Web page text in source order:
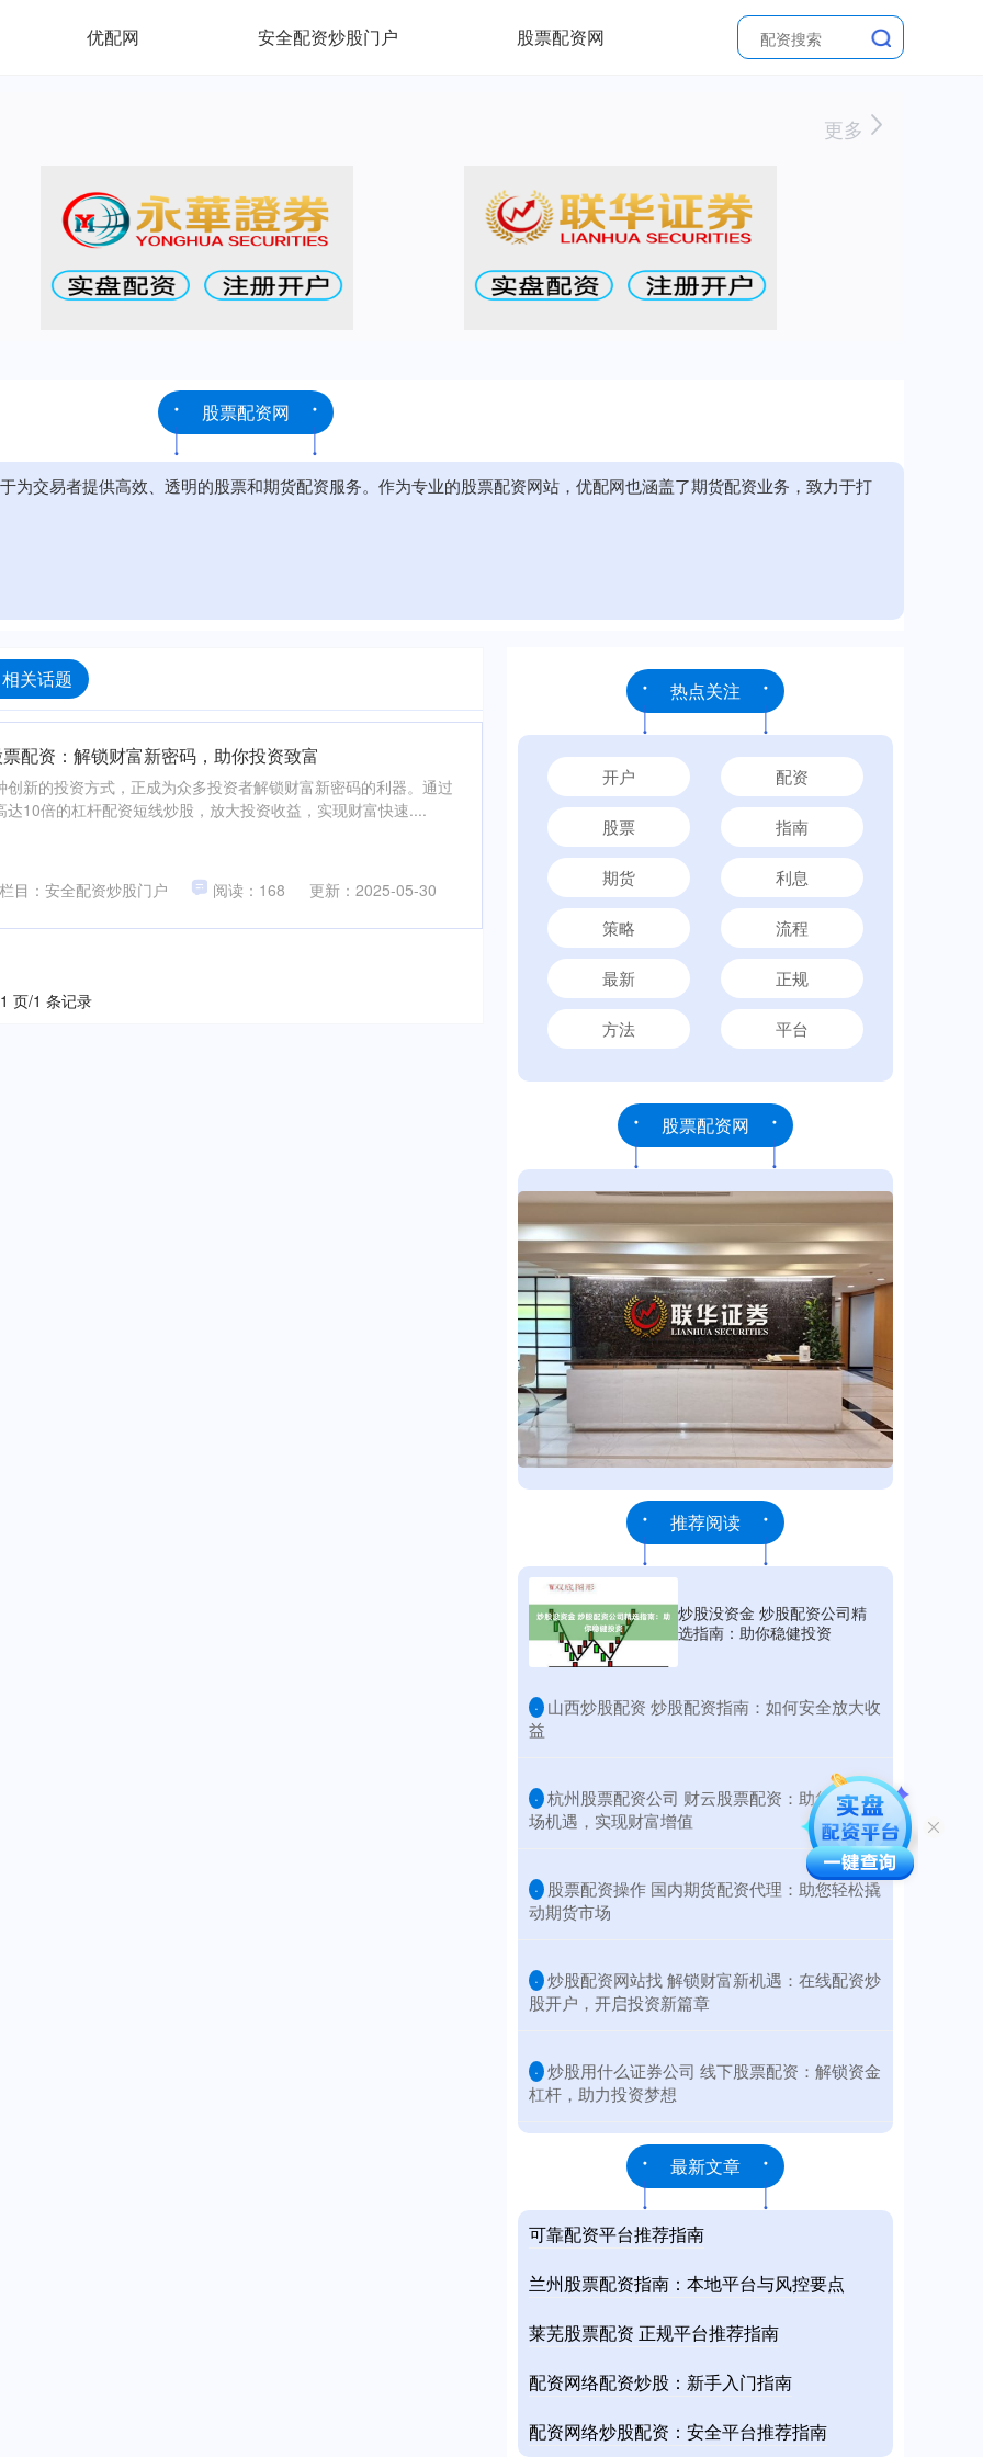
优配网 安全配资炒股门户 股票配资网
更多
股票配资网
为交易者提供高效、透明的股票和期货配资服务。作为专业的股票配资网站，优配网也涵盖了期货配资业务，致力于打
关话题
配资：解锁财富新密码，助你投资致富
新的投资方式，正成为众多投资者解锁财富新密码的利器。通过
10倍的杠杆配资短线炒股，放大投资收益，实现财富快速....
目：安全配资炒股门户 阅读：168 更新：2025-05-30
页/1 条记录
热点关注
开户 配资
股票 指南
期货 利息
策略 流程
最新 正规
方法 平台
股票配资网
推荐阅读
炒股没资金 炒股配资公司精
选指南：助你稳健投资
· ​山西炒股配资 炒股配资指南：如何安全放大收
益
· ​杭州股票配资公司 财云股票配资：助您把握市
场机遇，实现财富增值
· ​股票配资操作 国内期货配资代理：助您轻松撬
动期货市场
· ​炒股配资网站找 解锁财富新机遇：在线配资炒
股开户，开启投资新篇章
· ​炒股用什么证券公司 线下股票配资：解锁资金
杠杆，助力投资梦想
最新文章
可靠配资平台推荐指南
兰州股票配资指南：本地平台与风控要点
莱芜股票配资 正规平台推荐指南
配资网络配资炒股：新手入门指南
配资网络炒股配资：安全平台推荐指南